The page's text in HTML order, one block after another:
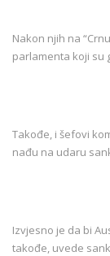
Nakon njih na
parlamenta koji su
Takođe, i šefovi
nađu na udaru
Izvjesno je da bi
takođe, uvede